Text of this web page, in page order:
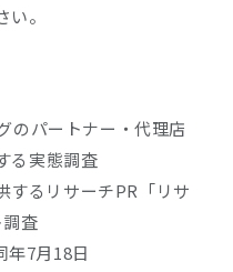
。
のパートナー・代理店
る実態調査
するリサーチPR「リサ
査
年7月18日